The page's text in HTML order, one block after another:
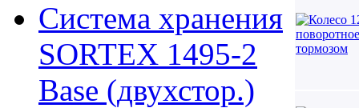
Система хранения
SORTEX 1495-2
Base (двухстор.)